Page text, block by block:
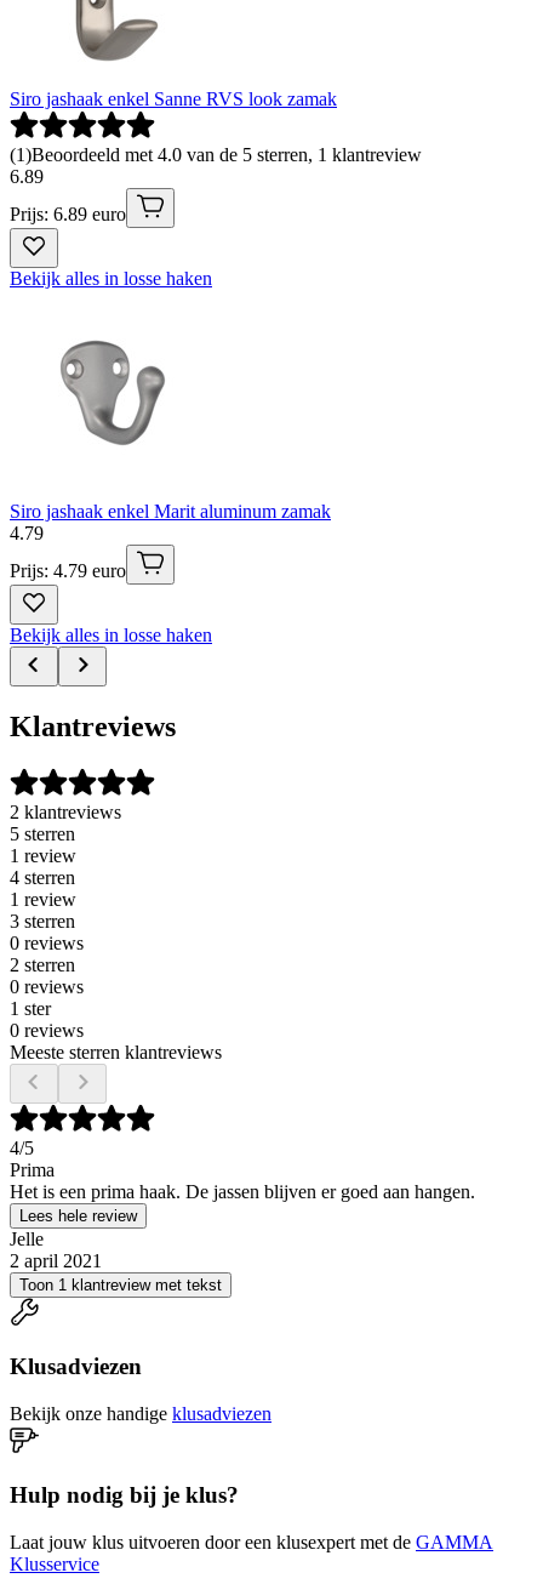
Siro jashaak enkel Sanne RVS look zamak
(1)Beoordeeld met 4.0 van de 5 sterren, 1 klantreview
6.89
Prijs: 6.89 euro
Bekijk alles in losse haken
Siro jashaak enkel Marit aluminum zamak
4.79
Prijs: 4.79 euro
Bekijk alles in losse haken
Klantreviews
2 klantreviews
5 sterren
1 review
4 sterren
1 review
3 sterren
0 reviews
2 sterren
0 reviews
1 ster
0 reviews
Meeste sterren klantreviews
4/5
Prima
Het is een prima haak. De jassen blijven er goed aan hangen.
Lees hele review
Jelle
2 april 2021
Toon 1 klantreview met tekst
Klusadviezen
Bekijk onze handige klusadviezen
Hulp nodig bij je klus?
Laat jouw klus uitvoeren door een klusexpert met de GAMMA
Klusservice